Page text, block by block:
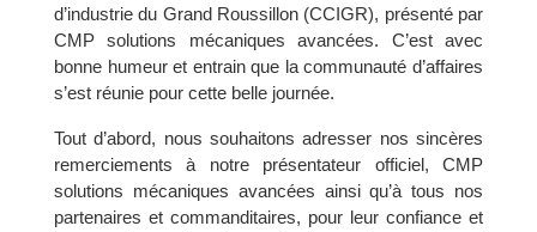
d’industrie du Grand Roussillon (CCIGR), présenté par
CMP solutions mécaniques avancées. C’est avec
bonne humeur et entrain que la communauté d’affaires
s’est réunie pour cette belle journée.
Tout d’abord, nous souhaitons adresser nos sincères
remerciements à notre présentateur officiel, CMP
solutions mécaniques avancées ainsi qu’à tous nos
partenaires et commanditaires, pour leur confiance et